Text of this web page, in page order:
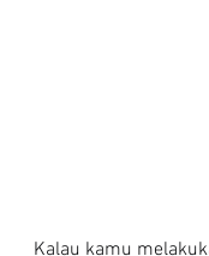
Kalau kamu